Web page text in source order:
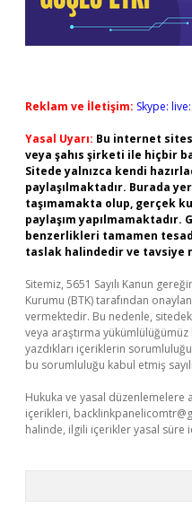
Reklam ve İletişim: Skype:
Yasal Uyarı: Bu internet
veya şahıs şirketi ile hiçbir
Sitede yalnızca kendi
paylaşılmaktadır. Burada
taşımamakta olup, gerçek
paylaşım
benzerlikleri tamamen
taslak halindedir ve tavsiye
Sitemiz, 5651 Sayılı Kanun
Kurumu (BTK) tarafından
vermektedir. Bu nedenle,
veya araştırma
yazdıkları içeriklerin
bu sorumluluğu kabul etmiş
Hukuka ve yasal düzenlemelere
içerikleri,
halinde, ilgili içerikler yasal süre